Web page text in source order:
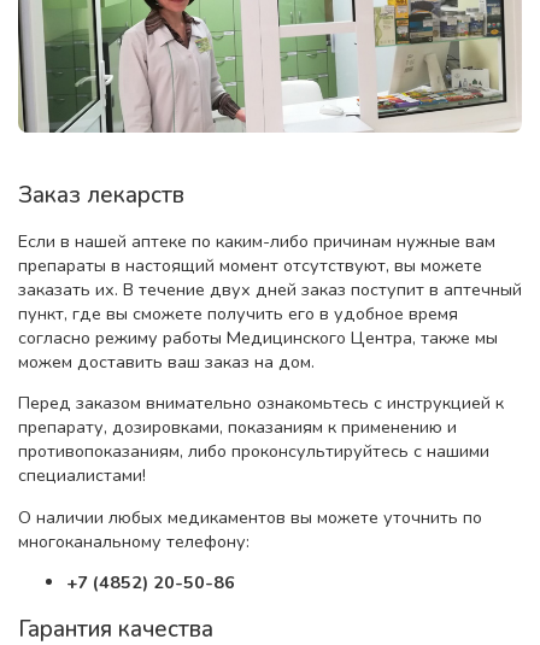
Заказ лекарств
Если в нашей аптеке по каким-либо причинам нужные вам
препараты в настоящий момент отсутствуют, вы можете
заказать их. В течение двух дней заказ поступит в аптечный
пункт, где вы сможете получить его в удобное время
согласно режиму работы Медицинского Центра, также мы
можем доставить ваш заказ на дом.
Перед заказом внимательно ознакомьтесь с инструкцией к
препарату, дозировками, показаниям к применению и
противопоказаниям, либо проконсультируйтесь с нашими
специалистами!
О наличии любых медикаментов вы можете уточнить по
многоканальному телефону:
+7 (4852) 20-50-86
Гарантия качества